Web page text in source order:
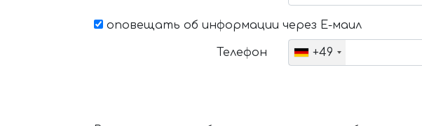
оповещать об информации через Е-маил
Телефон +49